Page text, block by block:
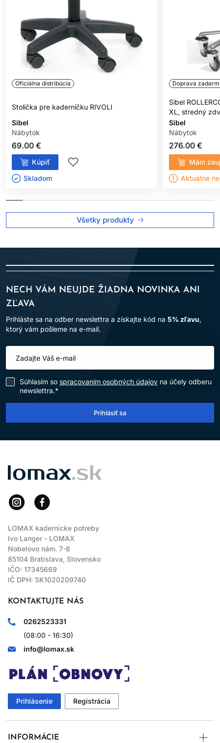
Oficiálna distribúcia
Stolička pre kaderníčku RIVOLI
Sibel
Nábytok
69.00 €
Kúpiť
Skladom ㅤ
Doprava
Sibel
XL, stredný
Sibel
Nábytok
276.00 €
Mám
Aktuálne
Všetky produkty
NECH VÁM NEUJDE ŽIADNA NOVINKA ANI
ZĽAVA
Prihláste sa na odber newslettra a získajte kód na 5% zľavu,
ktorý vám pošleme na e-mail.
Súhlasím so spracovaním osobných údajov na účely odberu
newslettra.*
Prihlásiť sa
LOMAX
LOMAX kadernícke potreby
Ivo Langer - LOMAX
Nobelovo nám. 7-8
85104 Bratislava, Slovensko
IČO: 17345669
IČ DPH: SK1020209740
KONTAKTUJTE NÁS
0262523331
(08:00 - 16:30)
info@lomax.sk
Prihlásenie Registrácia
INFORMÁCIE